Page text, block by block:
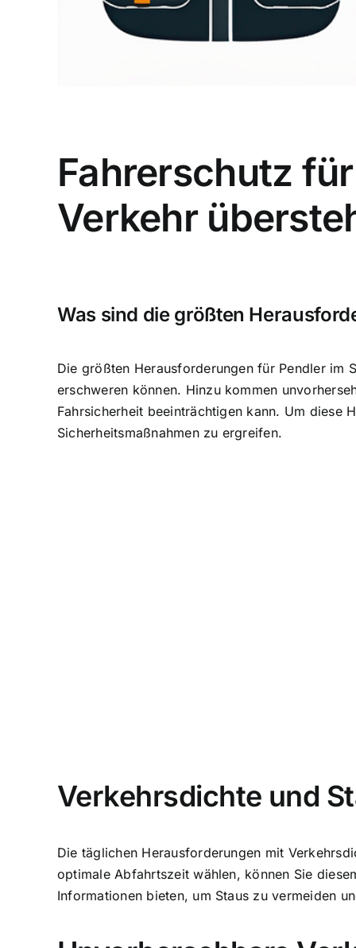
Fahrerschutz
Verkehr
Was sind die größten
Die größten Herausforderungen für Pendler im
erschweren können. Hinzu kommen
Fahrsicherheit beeinträchtigen kann. Um diese
Sicherheitsmaßnahmen zu ergreifen.
Verkehrsdichte und
Die täglichen Herausforderungen mit
optimale Abfahrtszeit wählen, können Sie
Informationen bieten, um Staus zu vermeiden